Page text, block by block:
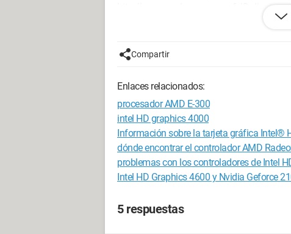
http://www.rueducommerce.fr/Ordinateurs/
Public/LENOVO/4879799-IdeaCentre-
Configuración:
Compartir
Enlaces relacionados:
procesador AMD E-300
intel HD graphics 4000
Información sobre la tarjeta gráfica Intel®
dónde encontrar el controlador AMD
problemas con los controladores de Intel
Intel HD Graphics 4600 y Nvidia Geforce
5 respuestas